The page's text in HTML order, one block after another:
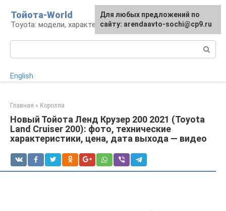
контенту
Тойота-World
Toyota: модели, характеристики, проблемы
English
Главная » Королла
Новый Тойота Ленд Крузер 200 2021 (Toyota
Land Cruiser 200): фото, технические
характеристики, цена, дата выхода — видео
Для любых предложений по
сайту: arendaavto-sochi@cp9.ru